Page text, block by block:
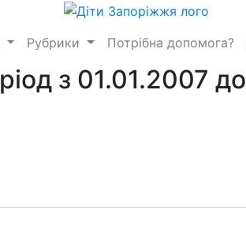
Рубрики Потрібна допомога?
з 01.01.2007 до